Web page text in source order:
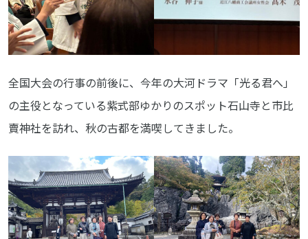
全国大会の行事の前後に、今年の大河ドラマ「光る君へ」
の主役となっている紫式部ゆかりのスポット石山寺と市比
賣神社を訪れ、秋の古都を満喫してきました。